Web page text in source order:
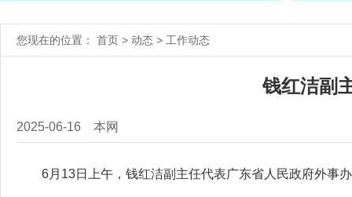
您现在的位置： 首页 > 动态 > 工作动态
钱红洁副
2025-06-16 本网
6月13日上午，钱红洁副主任代表广东省人民政府外事办